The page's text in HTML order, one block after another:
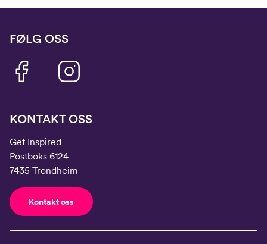
FØLG OSS
KONTAKT OSS
Get Inspired
Postboks 6124
7435 Trondheim
Kontakt oss